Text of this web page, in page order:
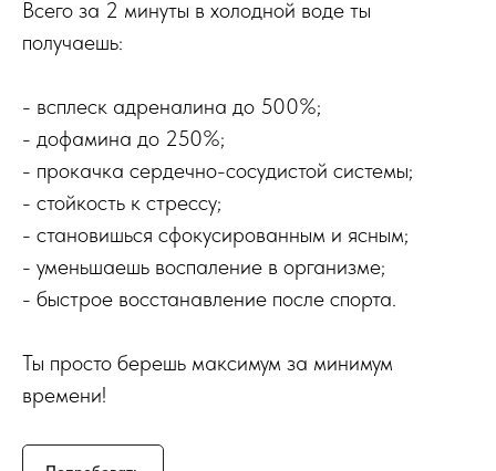
Всего за 2 минуты в холодной воде ты
получаешь:
- всплеск адреналина до 500%;
- дофамина до 250%;
- прокачка сердечно-сосудистой системы;
- стойкость к стрессу;
- становишься сфокусированным и ясным;
- уменьшаешь воспаление в организме;
- быстрое восстанавление после спорта.
Ты просто берешь максимум за минимум
времени!